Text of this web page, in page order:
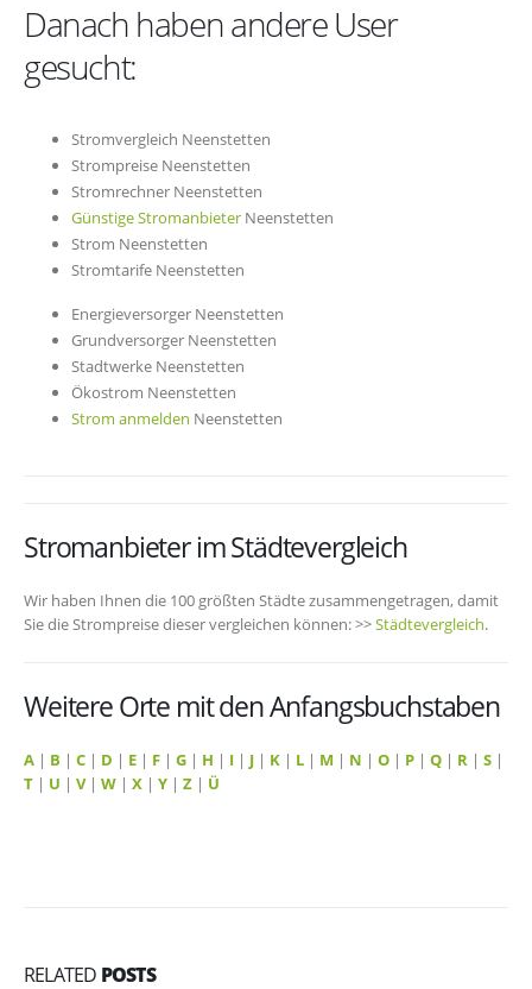
Danach haben andere User
gesucht:
Stromvergleich Neenstetten
Strompreise Neenstetten
Stromrechner Neenstetten
Günstige Stromanbieter Neenstetten
Strom Neenstetten
Stromtarife Neenstetten
Energieversorger Neenstetten
Grundversorger Neenstetten
Stadtwerke Neenstetten
Ökostrom Neenstetten
Strom anmelden Neenstetten
Stromanbieter im Städtevergleich
Wir haben Ihnen die 100 größten Städte zusammengetragen, damit
Sie die Strompreise dieser vergleichen können: >>Städtevergleich.
Weitere Orte mit den Anfangsbuchstaben
A | B | C | D | E | F | G | H | I | J | K | L | M | N | O | P | Q | R | S |
T | U | V| W | X | Y | Z | Ü
RELATED POSTS